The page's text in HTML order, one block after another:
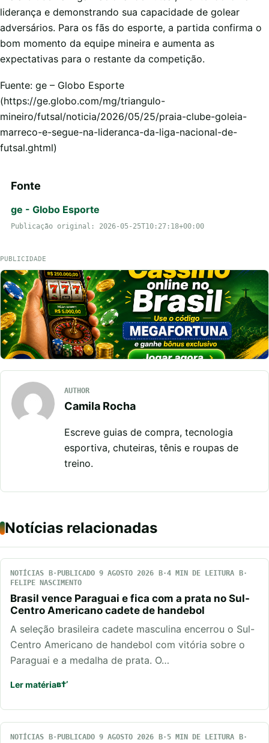
liderança e demonstrando sua capacidade de golear
adversários. Para os fãs do esporte, a partida confirma o
bom momento da equipe mineira e aumenta as
expectativas para o restante da competição.
Fuente: ge – Globo Esporte
(https://ge.globo.com/mg/triangulo-
mineiro/futsal/noticia/2026/05/25/praia-clube-goleia-
marreco-e-segue-na-lideranca-da-liga-nacional-de-
futsal.ghtml)
Fonte
ge - Globo Esporte
Publicação original: 2026-05-25T10:27:18+00:00
PUBLICIDADE
AUTHOR
Camila Rocha
Escreve guias de compra, tecnologia
esportiva, chuteiras, tênis e roupas de
treino.
Notícias relacionadas
NOTÍCIAS PUBLICADO 9 AGOSTO 2026
4 MIN DE LEITURA
FELIPE NASCIMENTO
Brasil vence Paraguai e fica com a prata no Sul-
Centro Americano cadete de handebol
A seleção brasileira cadete masculina encerrou o Sul-
Centro Americano de handebol com vitória sobre o
Paraguai e a medalha de prata. O…
Ler matéria
NOTÍCIAS PUBLICADO 9 AGOSTO 2026
5 MIN DE LEITURA